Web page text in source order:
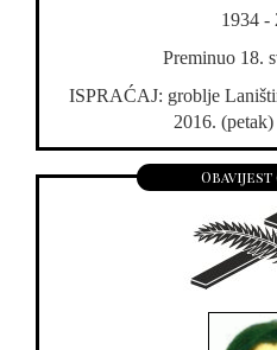
1934 -
Preminuo 18.
ISPRAĆAJ: groblje
2016.